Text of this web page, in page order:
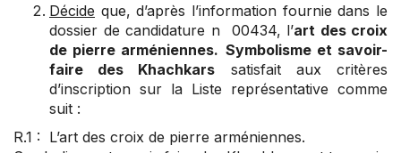
Décide que, d’après l’information fournie dans le
dossier de candidature n 00434, l’art des croix
de pierre arméniennes. Symbolisme et savoir-
faire des Khachkars satisfait aux critères
d’inscription sur la Liste représentative comme
suit :
R.1 : L’art des croix de pierre arméniennes.